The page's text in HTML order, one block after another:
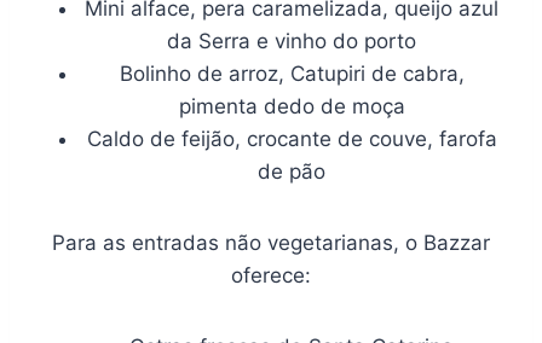
Mini alface, pera caramelizada, queijo azul
da Serra e vinho do porto
Bolinho de arroz, Catupiri de cabra,
pimenta dedo de moça
Caldo de feijão, crocante de couve, farofa
de pão
Para as entradas não vegetarianas, o Bazzar
oferece: